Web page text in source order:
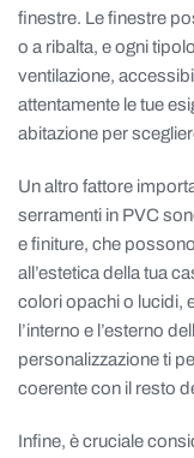
finestre. Le finestre
o a ribalta, e ogni
ventilazione,
attentamente le tue
abitazione per
Un altro fattore
serramenti in PVC
e finiture, che
all’estetica della tua
colori opachi o lucidi,
l’interno e l’esterno
personalizzazione ti
coerente con il resto
Infine, è cruciale